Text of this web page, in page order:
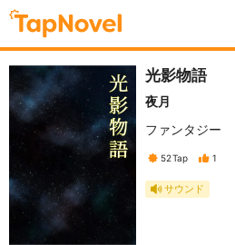
光影物語
夜月
ファンタジー
52Tap 1
サウンド